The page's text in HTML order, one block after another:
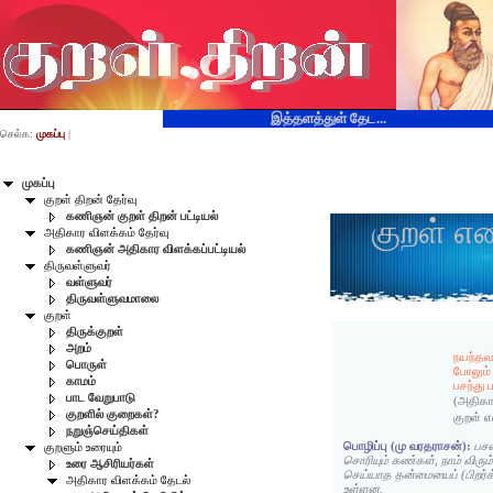
இத்தளத்துள் தேட...
முகப்பு
குறள் திறன் தேர்வு
கணிஞன் குறள் திறன் பட்டியல்
அதிகார விளக்கம் தேர்வு
கணிஞன் அதிகார விளக்கப்பட்டியல்
திருவள்ளுவர்
வள்ளுவர்
திருவள்ளுவமாலை
குறள்
திருக்குறள்
அறம்
பொருள்
காமம்
பாட வேறுபாடு
குறளில் குறைகள்?
நறுஞ்செய்திகள்
குறளும் உரையும்
உரை ஆசிரியர்கள்
அதிகார விளக்கம் தேடல்
செல்க: முகப்பு |
குறள்
போலும்
பசந்து
குறள்
பொழிப்பு (மு வரதராசன்):
சொரியும் கண்கள், நாம்
செய்யாத தன்மையைப்
உள்ளன.